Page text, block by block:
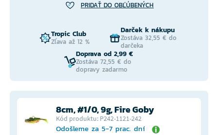
PRIDAŤ DO OBĽÚBENÝCH
Tropic Club
Zľava až 12 %
Darček k nákupu
Zostáva 32,55 € do
darčeka
Doprava od 2,99 €
Zostáva 72,55 € do
dopravy zadarmo
8cm, #1/0, 9g, Fire Goby
Kód produktu: P242-1121-242
Odošleme za 5-7 prac. dní